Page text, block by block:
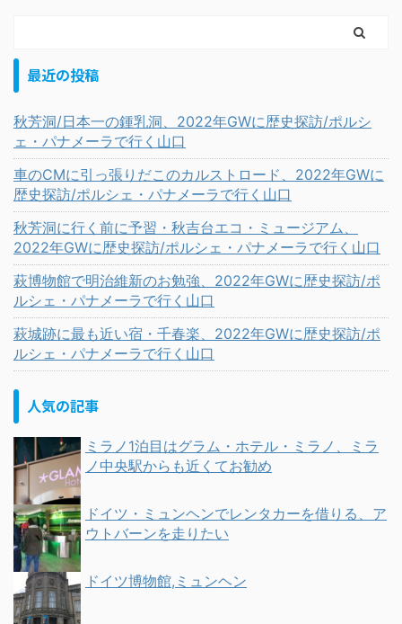
最近の投稿
秋芳洞/日本一の鍾乳洞、2022年GWに歴史探訪/ポルシ
ェ・パナメーラで行く山口
車のCMに引っ張りだこのカルストロード、2022年GWに
歴史探訪/ポルシェ・パナメーラで行く山口
秋芳洞に行く前に予習・秋吉台エコ・ミュージアム、
2022年GWに歴史探訪/ポルシェ・パナメーラで行く山口
萩博物館で明治維新のお勉強、2022年GWに歴史探訪/ポ
ルシェ・パナメーラで行く山口
萩城跡に最も近い宿・千春楽、2022年GWに歴史探訪/ポ
ルシェ・パナメーラで行く山口
人気の記事
ミラノ1泊目はグラム・ホテル・ミラノ、ミラ
ノ中央駅からも近くてお勧め
ドイツ・ミュンヘンでレンタカーを借りる、ア
ウトバーンを走りたい
ドイツ博物館,ミュンヘン